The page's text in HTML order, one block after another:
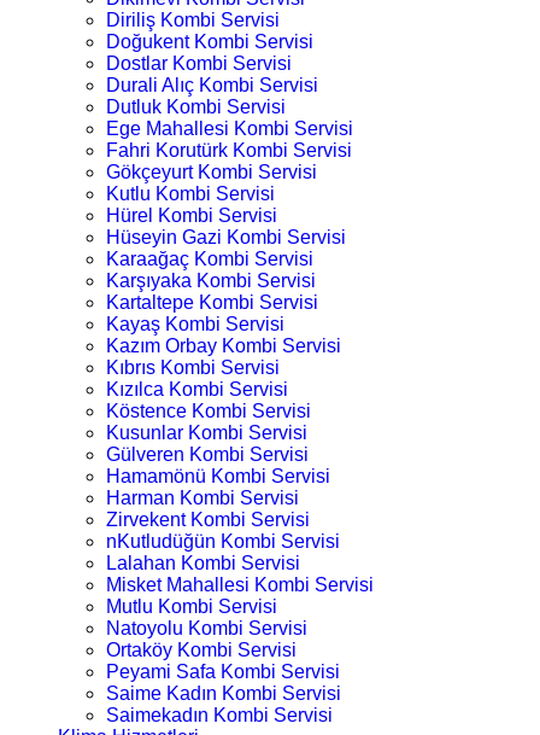
Diriliş Kombi Servisi
Doğukent Kombi Servisi
Dostlar Kombi Servisi
Durali Alıç Kombi Servisi
Dutluk Kombi Servisi
Ege Mahallesi Kombi Servisi
Fahri Korutürk Kombi Servisi
Gökçeyurt Kombi Servisi
Kutlu Kombi Servisi
Hürel Kombi Servisi
Hüseyin Gazi Kombi Servisi
Karaağaç Kombi Servisi
Karşıyaka Kombi Servisi
Kartaltepe Kombi Servisi
Kayaş Kombi Servisi
Kazım Orbay Kombi Servisi
Kıbrıs Kombi Servisi
Kızılca Kombi Servisi
Köstence Kombi Servisi
Kusunlar Kombi Servisi
Gülveren Kombi Servisi
Hamamönü Kombi Servisi
Harman Kombi Servisi
Zirvekent Kombi Servisi
nKutludüğün Kombi Servisi
Lalahan Kombi Servisi
Misket Mahallesi Kombi Servisi
Mutlu Kombi Servisi
Natoyolu Kombi Servisi
Ortaköy Kombi Servisi
Peyami Safa Kombi Servisi
Saime Kadın Kombi Servisi
Saimekadın Kombi Servisi